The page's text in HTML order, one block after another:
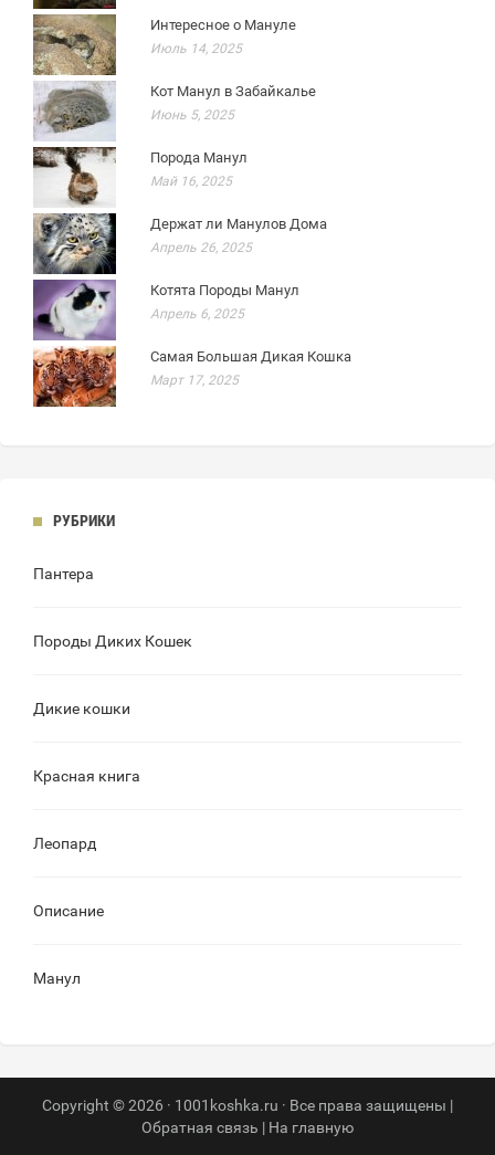
Интересное о Мануле
Июль 14, 2025
Кот Манул в Забайкалье
Июнь 5, 2025
Порода Манул
Май 16, 2025
Держат ли Манулов Дома
Апрель 26, 2025
Котята Породы Манул
Апрель 6, 2025
Самая Большая Дикая Кошка
Март 17, 2025
РУБРИКИ
Пантера
Породы Диких Кошек
Дикие кошки
Красная книга
Леопард
Описание
Манул
Copyright © 2026 · 1001koshka.ru · Все права защищены |
Обратная связь | На главную